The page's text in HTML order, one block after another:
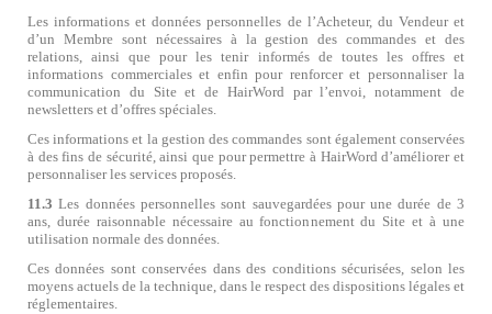
Les informations et données personnelles de l’Acheteur, du Vendeur et
d’un Membre sont nécessaires à la gestion des commandes et des
relations, ainsi que pour les tenir informés de toutes les offres et
informations commerciales et enfin pour renforcer et personnaliser la
communication du Site et de HairWord par l’envoi, notamment de
newsletters et d’offres spéciales.
Ces informations et la gestion des commandes sont également conservées
à des fins de sécurité, ainsi que pour permettre à HairWord d’améliorer et
personnaliser les services proposés.
11.3 Les données personnelles sont sauvegardées pour une durée de 3
ans, durée raisonnable nécessaire au fonctionnement du Site et à une
utilisation normale des données.
Ces données sont conservées dans des conditions sécurisées, selon les
moyens actuels de la technique, dans le respect des dispositions légales et
réglementaires.